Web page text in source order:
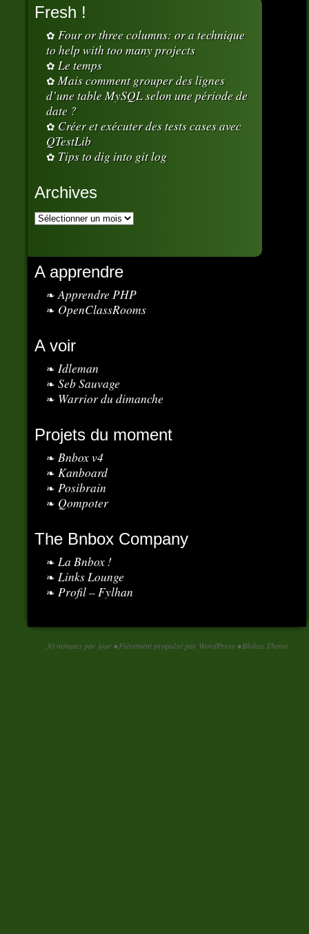
Fresh !
Four or three columns: or a technique
to help with too many projects
Le temps
Mais comment grouper des lignes
d’une table MySQL selon une période de
date ?
Créer et exécuter des tests cases avec
QTestLib
Tips to dig into git log
Archives
A apprendre
Apprendre PHP
OpenClassRooms
A voir
Idleman
Seb Sauvage
Warrior du dimanche
Projets du moment
Bnbox v4
Kanboard
Posibrain
Qompoter
The Bnbox Company
La Bnbox !
Links Lounge
Profil – Fylhan
30 minutes par jour •Fièrement propulsé par WordPress •Blokus Theme